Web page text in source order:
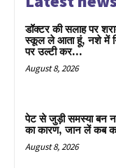
डॉक्टर की सलाह पर
स्कूल ले आता हूं, नशे में
पर उल्टी कर...
August 8, 2026
पेट से जुड़ी समस्या बन
का कारण, जान लें कब
August 8, 2026